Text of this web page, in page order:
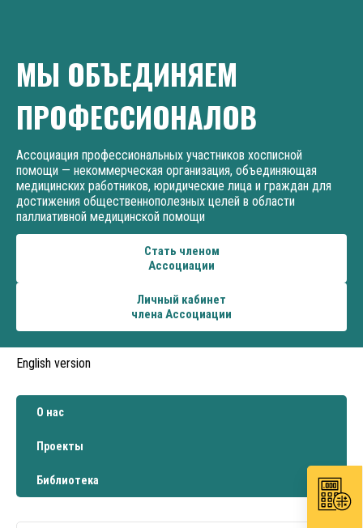
МЫ ОБЪЕДИНЯЕМ
ПРОФЕССИОНАЛОВ
Ассоциация профессиональных участников хосписной
помощи — некоммерческая организация, объединяющая
медицинских работников, юридические лица и граждан для
достижения общественнополезных целей в области
паллиативной медицинской помощи
Стать членом
Ассоциации
Личный кабинет
члена Ассоциации
English version
О нас
Проекты
Библиотека